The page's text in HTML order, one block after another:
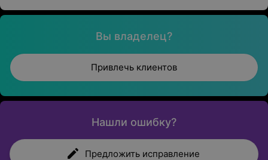
Вы владелец?
Привлечь клиентов
Нашли ошибку?
Предложить исправление